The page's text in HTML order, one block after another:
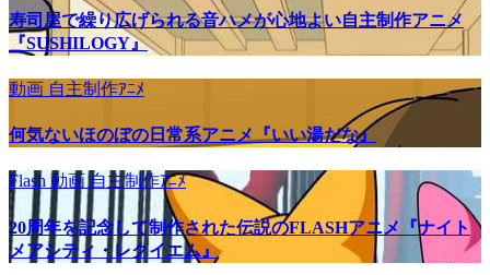
寿司屋で繰り広げられる音ハメが心地よい自主制作アニメ
『SUSHILOGY』
動画 自主制作ｱﾆﾒ
何気ないほのぼの日常系アニメ『いい湯だな』
Flash 動画自主制作ｱﾆﾒ
20周年を記念して制作された伝説のFLASHアニメ『ナイト
メアシティ・レクイエム』